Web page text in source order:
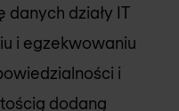
działy IT
i egzekwowaniu
i
dodaną